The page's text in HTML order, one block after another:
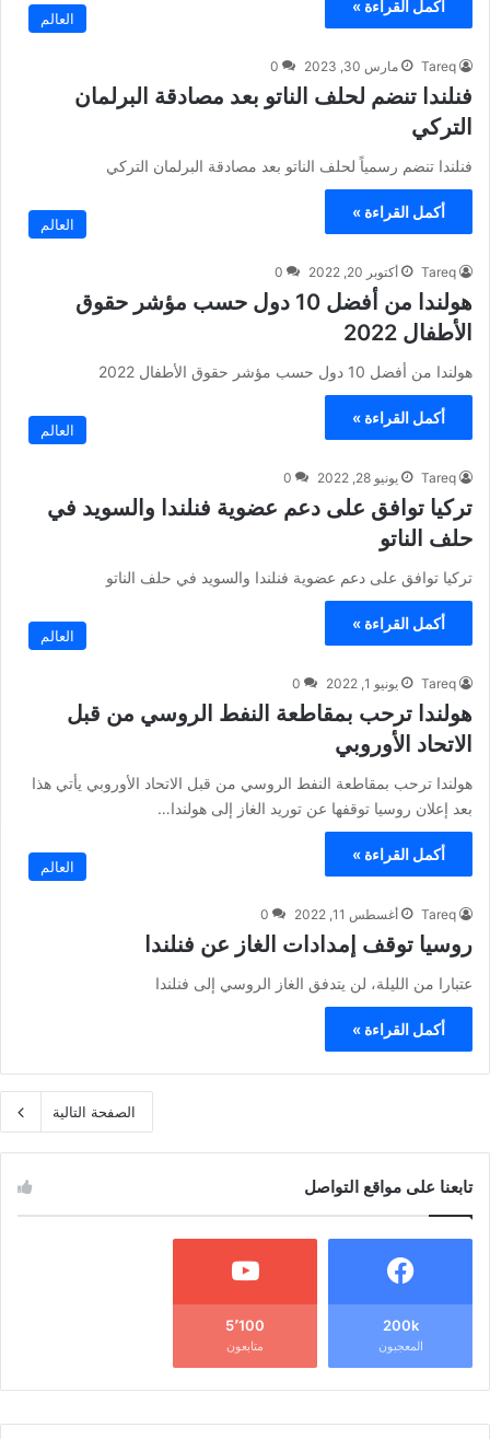
أكمل القراءة »
العالم
Tareq مارس 30, 2023 0
فنلندا تنضم لحلف الناتو بعد مصادقة البرلمان
التركي
فنلندا تنضم رسمياً لحلف الناتو بعد مصادقة البرلمان التركي
أكمل القراءة »
العالم
Tareq أكتوبر 20, 2022 0
هولندا من أفضل 10 دول حسب مؤشر حقوق
الأطفال 2022
هولندا من أفضل 10 دول حسب مؤشر حقوق الأطفال 2022
أكمل القراءة »
العالم
Tareq يونيو 28, 2022 0
تركيا توافق على دعم عضوية فنلندا والسويد في
حلف الناتو
تركيا توافق على دعم عضوية فنلندا والسويد في حلف الناتو
أكمل القراءة »
العالم
Tareq يونيو 1, 2022 0
هولندا ترحب بمقاطعة النفط الروسي من قبل
الاتحاد الأوروبي
هولندا ترحب بمقاطعة النفط الروسي من قبل الاتحاد الأوروبي يأتي هذا
بعد إعلان روسيا توقفها عن توريد الغاز إلى هولندا…
أكمل القراءة »
العالم
Tareq أغسطس 11, 2022 0
روسيا توقف إمدادات الغاز عن فنلندا
عتبارا من الليلة، لن يتدفق الغاز الروسي إلى فنلندا
أكمل القراءة »
الصفحة التالية
تابعنا على مواقع التواصل
200k
المعجبون
5٬100
متابعون